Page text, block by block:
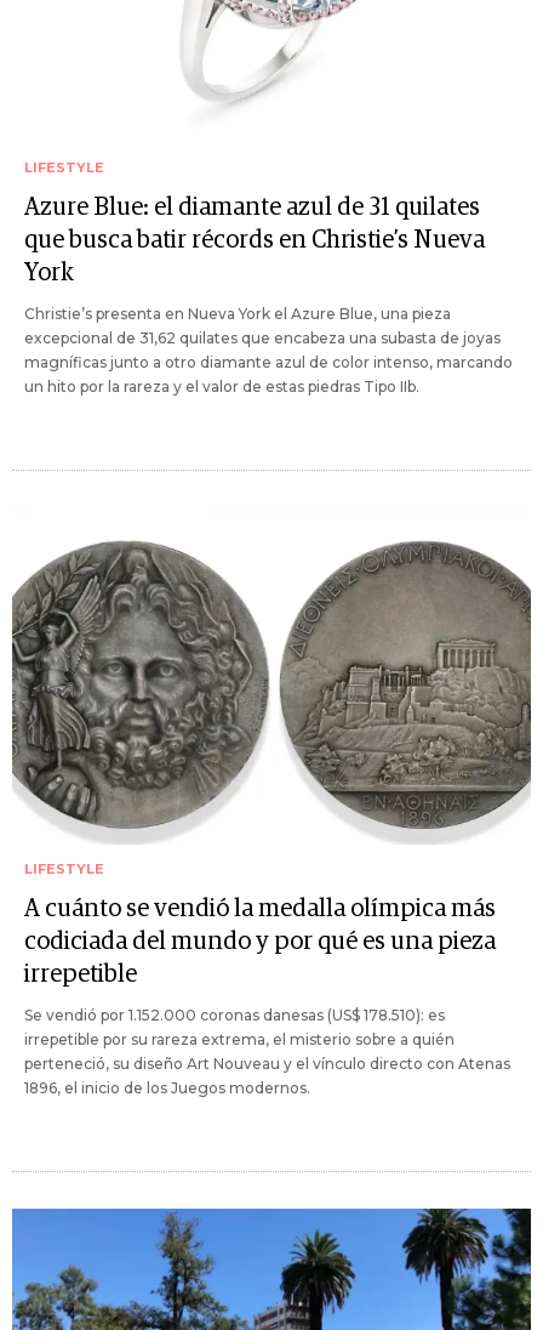
LIFESTYLE
Azure Blue: el diamante azul de 31 quilates
que busca batir récords en Christie’s Nueva
York
Christie’s presenta en Nueva York el Azure Blue, una pieza
excepcional de 31,62 quilates que encabeza una subasta de joyas
magníficas junto a otro diamante azul de color intenso, marcando
un hito por la rareza y el valor de estas piedras Tipo IIb.
LIFESTYLE
A cuánto se vendió la medalla olímpica más
codiciada del mundo y por qué es una pieza
irrepetible
Se vendió por 1.152.000 coronas danesas (US$ 178.510): es
irrepetible por su rareza extrema, el misterio sobre a quién
perteneció, su diseño Art Nouveau y el vínculo directo con Atenas
1896, el inicio de los Juegos modernos.